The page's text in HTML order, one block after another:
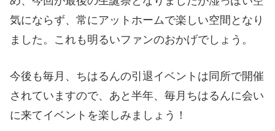
気にならず、常にアットホームで楽しい空間となり
ました。これも明るいファンのおかげでしょう。
今後も毎月、ちはるんの引退イベントは同所で開催
されていますので、あと半年、毎月ちはるんに会い
に来てイベントを楽しみましょう！